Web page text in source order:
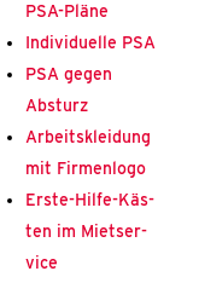
PSA-Plä­­ne
Indi­vi­du­el­le PSA
PSA gegen
Absturz
Arbeits­klei­dung
mit Fir­men­lo­go
Ers­­te-Hil­­fe-Käs­­
ten im Miet­ser­
vice